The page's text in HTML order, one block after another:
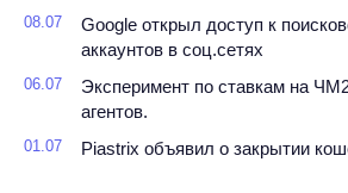
08.07
Google открыл доступ к
аккаунтов в соц.сетях
06.07
Эксперимент по ставкам на
агентов.
01.07 Piastrix объявил о закрытии